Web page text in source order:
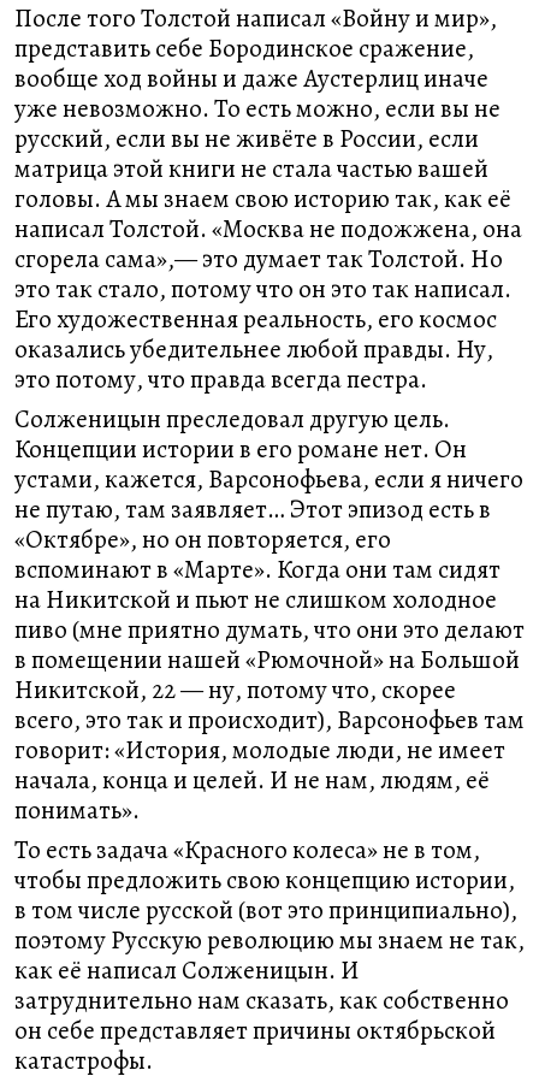
После того Толстой написал «Войну и мир»,
представить себе Бородинское сражение,
вообще ход войны и даже Аустерлиц иначе
уже невозможно. То есть можно, если вы не
русский, если вы не живёте в России, если
матрица этой книги не стала частью вашей
головы. А мы знаем свою историю так, как её
написал Толстой. «Москва не подожжена, она
сгорела сама»,— это думает так Толстой. Но
это так стало, потому что он это так написал.
Его художественная реальность, его космос
оказались убедительнее любой правды. Ну,
это потому, что правда всегда пестра.
Солженицын преследовал другую цель.
Концепции истории в его романе нет. Он
устами, кажется, Варсонофьева, если я ничего
не путаю, там заявляет… Этот эпизод есть в
«Октябре», но он повторяется, его
вспоминают в «Марте». Когда они там сидят
на Никитской и пьют не слишком холодное
пиво (мне приятно думать, что они это делают
в помещении нашей «Рюмочной» на Большой
Никитской, 22 — ну, потому что, скорее
всего, это так и происходит), Варсонофьев там
говорит: «История, молодые люди, не имеет
начала, конца и целей. И не нам, людям, её
понимать».
То есть задача «Красного колеса» не в том,
чтобы предложить свою концепцию истории,
в том числе русской (вот это принципиально),
поэтому Русскую революцию мы знаем не так,
как её написал Солженицын. И
затруднительно нам сказать, как собственно
он себе представляет причины октябрьской
катастрофы.